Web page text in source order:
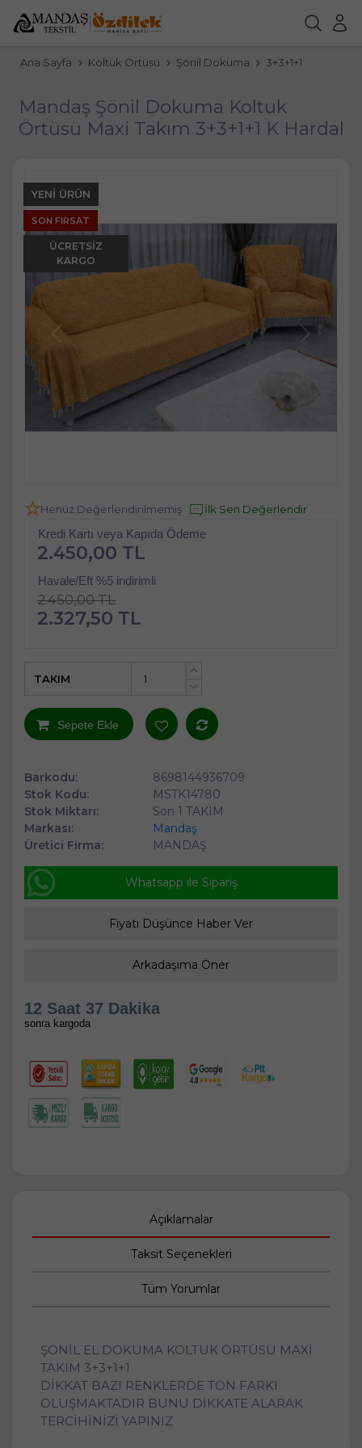
Ana Sayfa Koltuk Örtüsü Şönil Dokuma 3+3+1+1
Mandaş Şönil Dokuma Koltuk
Örtüsü Maxi Takım 3+3+1+1 K Hardal
YENI ÜRÜN
SON FIRSAT
ÜCRETSIZ
KARGO
Henüz Değerlendirilmemiş İlk Sen Değerlendir
Kredi Kartı veya Kapıda Ödeme
2.450,00 TL
Havale/Eft %5 indirimli
2.450,00 TL
2.327,50 TL
+
TAKIM
Sepete Ekle
Barkodu:
8698144936709
Stok Kodu:
MSTK14780
Stok Miktarı:
Son 1 TAKIM
Markası:
Mandaş
Üretici Firma:
MANDAŞ
Whatsapp ile Sipariş
Fiyatı Düşünce Haber Ver
Arkadaşıma Öner
12 Saat 37 Dakika
sonra kargoda
Açıklamalar
Taksit Seçenekleri
Tüm Yorumlar
ŞÖNİL EL DOKUMA KOLTUK ÖRTÜSÜ MAXİ
TAKIM 3+3+1+1
DİKKAT BAZI RENKLERDE TON FARKI
OLUŞMAKTADIR BUNU DİKKATE ALARAK
TERCİHİNİZİ YAPINIZ